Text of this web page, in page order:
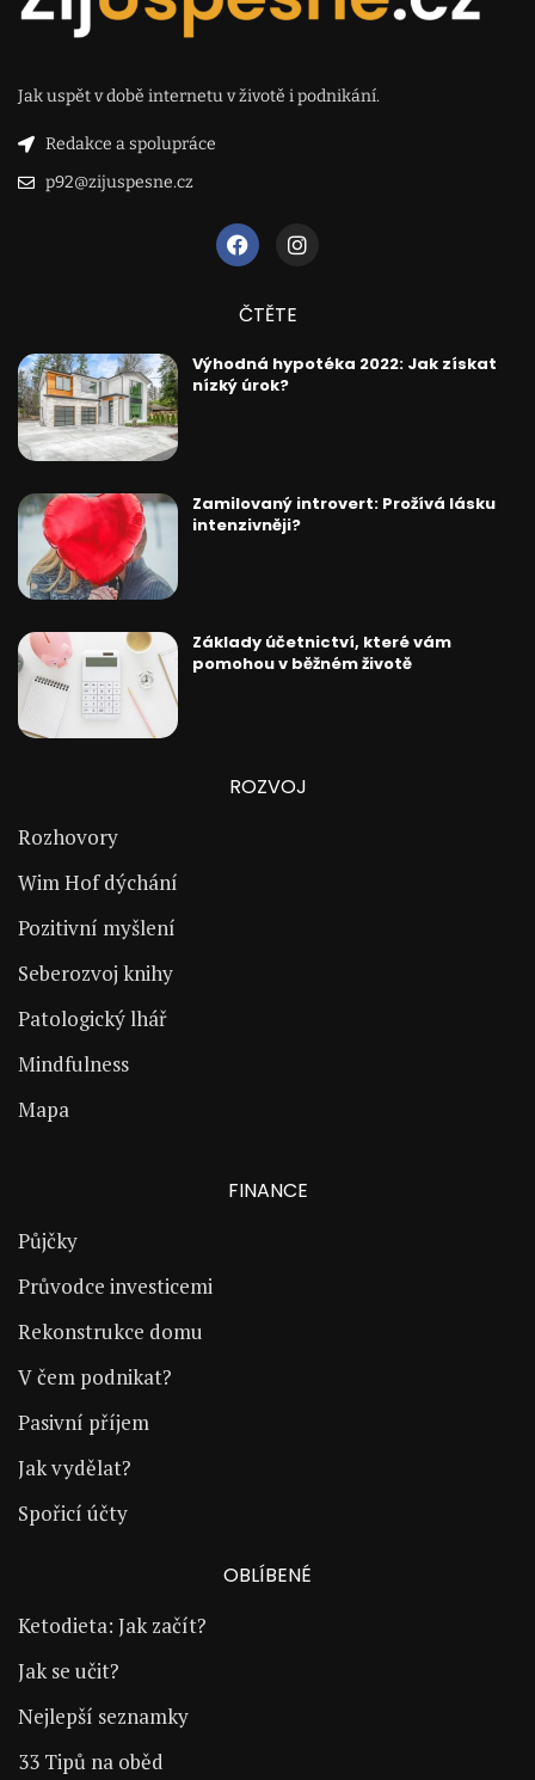
Jak uspět v době internetu v životě i podnikání.
Redakce a spolupráce
p92@zijuspesne.cz
ČTĚTE
Výhodná hypotéka 2022: Jak získat
nízký úrok?
Zamilovaný introvert: Prožívá lásku
intenzivněji?
Základy účetnictví, které vám
pomohou v běžném životě
ROZVOJ
Rozhovory
Wim Hof dýchání
Pozitivní myšlení
Seberozvoj knihy
Patologický lhář
Mindfulness
Mapa
FINANCE
Půjčky
Průvodce investicemi
Rekonstrukce domu
V čem podnikat?
Pasivní příjem
Jak vydělat?
Spořicí účty
OBLÍBENÉ
Ketodieta: Jak začít?
Jak se učit?
Nejlepší seznamky
33 Tipů na oběd